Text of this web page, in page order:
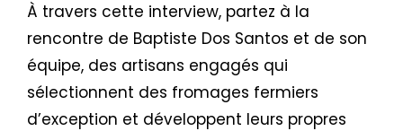
À travers cette interview, partez à la
rencontre de Baptiste Dos Santos et de son
équipe, des artisans engagés qui
sélectionnent des fromages fermiers
d’exception et développent leurs propres